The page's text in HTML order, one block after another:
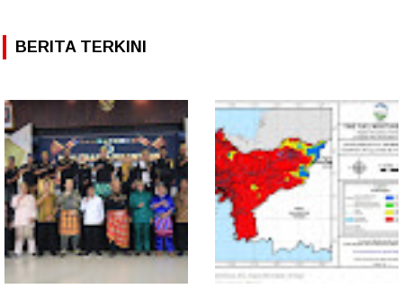
BERITA TERKINI